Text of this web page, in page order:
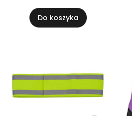
Do koszyka